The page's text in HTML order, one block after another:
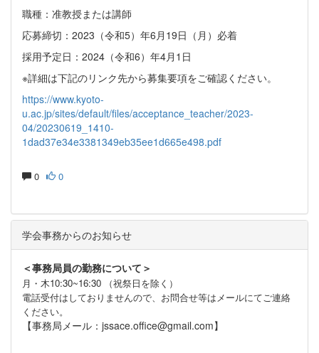
職種：准教授または講師
応募締切：2023（令和5）年6月19日（月）必着
採用予定日：2024（令和6）年4月1日
※詳細は下記のリンク先から募集要項をご確認ください。
https://www.kyoto-
u.ac.jp/sites/default/files/acceptance_teacher/2023-
04/20230619_1410-
1dad37e34e3381349eb35ee1d665e498.pdf
0 0
学会事務からのお知らせ
＜事務局員の勤務について＞
月・木10:30~16:30 （祝祭日を除く）
電話受付はしておりませんので、お問合せ等はメールにてご連絡
ください。
【事務局メール：jssace.office@gmail.com】